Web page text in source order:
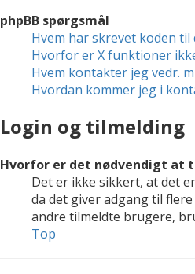
phpBB spørgsmål
Hvem har skrevet koden til
Hvorfor er X funktioner
Hvem kontakter jeg vedr.
Hvordan kommer jeg i
Login og tilmelding
Hvorfor er det nødvendigt at
Det er ikke sikkert, at det
da det giver adgang til
andre tilmeldte brugere,
Top